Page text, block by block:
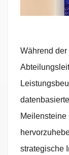
Während
Meilensteine
strategische